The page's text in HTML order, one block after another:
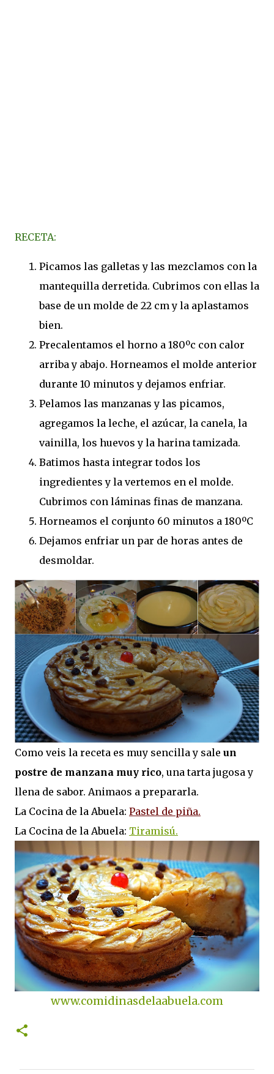
RECETA:
Picamos las galletas y las mezclamos con la
mantequilla derretida. Cubrimos con ellas la
base de un molde de 22 cm y la aplastamos
bien.
Precalentamos el horno a 180ºc con calor
arriba y abajo. Horneamos el molde anterior
durante 10 minutos y dejamos enfriar.
Pelamos las manzanas y las picamos,
agregamos la leche, el azúcar, la canela, la
vainilla, los huevos y la harina tamizada.
Batimos hasta integrar todos los
ingredientes y la vertemos en el molde.
Cubrimos con láminas finas de manzana.
Horneamos el conjunto 60 minutos a 180ºC
Dejamos enfriar un par de horas antes de
desmoldar.
Como veis la receta es muy sencilla y sale un
postre de manzana muy rico, una tarta jugosa y
llena de sabor. Animaos a prepararla.
La Cocina de la Abuela: Pastel de piña.
La Cocina de la Abuela: Tiramisú.
www.comidinasdelaabuela.com